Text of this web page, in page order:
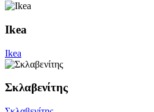
Ikea
Ikea
Σκλαβενίτης